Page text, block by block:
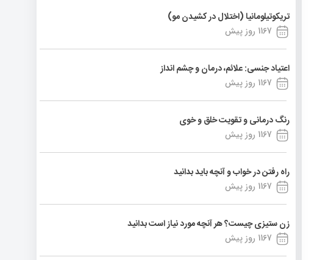
تریکوتیلومانیا (اختلال در کشیدن مو)
1167 روز پیش
اعتیاد جنسی: علائم، درمان و چشم انداز
1167 روز پیش
رنگ درمانی و تقویت خلق و خوی
1167 روز پیش
راه رفتن در خواب و آنچه باید بدانید
1167 روز پیش
زن ستیزی چیست؟ هر آنچه مورد نیاز است بدانید
1167 روز پیش